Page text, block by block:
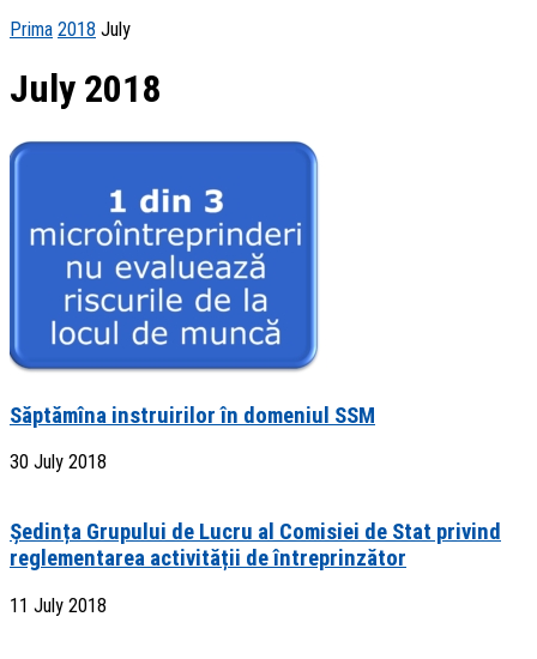
Prima 2018 July
July 2018
Săptămîna instruirilor în domeniul SSM
30 July 2018
Ședința Grupului de Lucru al Comisiei de Stat privind
reglementarea activității de întreprinzător
11 July 2018